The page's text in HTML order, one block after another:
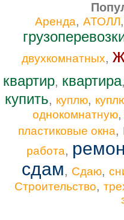
Аренда, АТОЛЛ
двухкомнатных,
квартир, квартира
купить, куплю,
однокомнатную
пластиковые окна,
работа,
сдам, Сдаю,
Строительство,